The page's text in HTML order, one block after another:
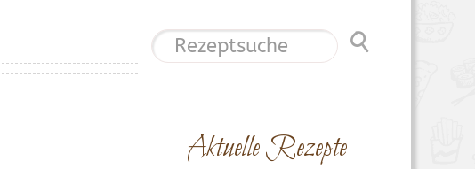
Aktuelle Rezepte